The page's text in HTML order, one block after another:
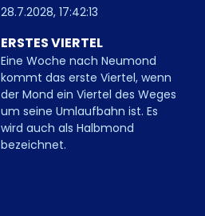
28.7.2028, 17:42:13
ERSTES VIERTEL
Eine Woche nach Neumond
kommt das erste Viertel, wenn
der Mond ein Viertel des Weges
um seine Umlaufbahn ist. Es
wird auch als Halbmond
bezeichnet.